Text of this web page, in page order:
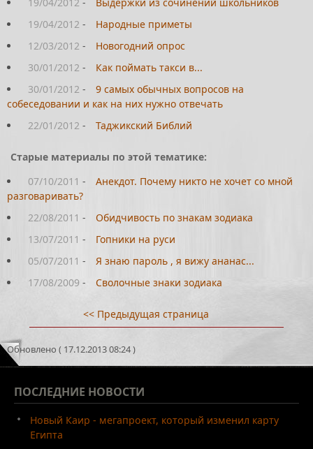
19/04/2012 -
Выдержки из сочинений школьников
19/04/2012 -
Народные приметы
12/03/2012 -
Новогодний опрос
30/01/2012 -
Как поймать такси в...
30/01/2012 -
9 самых обычных вопросов на
собеседовании и как на них нужно отвечать
22/01/2012 - Таджикский Библий
Старые материалы по этой тематике:
07/10/2011 -
Анекдот. Почему никто не хочет со мной
разговаривать?
22/08/2011 -
Обидчивость по знакам зодиака
13/07/2011 -
Гопники на руси
05/07/2011 -
Я знаю пароль , я вижу ананас...
17/08/2009 - Сволочные знаки зодиака
<< Предыдущая страница
Обновлено ( 17.12.2013 08:24 )
ПОСЛЕДНИЕ НОВОСТИ
Новый Каир - мегапроект, который изменил карту
Египта